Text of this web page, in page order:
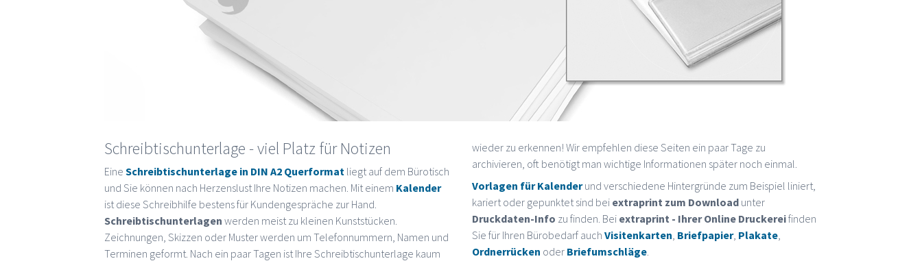
Schreibtischunterlage - viel Platz für Notizen
Eine Schreibtischunterlage in DIN A2 Querformat liegt auf dem Bürotisch
und Sie können nach Herzenslust Ihre Notizen machen. Mit einem Kalender
ist diese Schreibhilfe bestens für Kundengespräche zur Hand.
Schreibtischunterlagen werden meist zu kleinen Kunststücken.
Zeichnungen, Skizzen oder Muster werden um Telefonnummern, Namen und
Terminen geformt. Nach ein paar Tagen ist Ihre Schreibtischunterlage kaum
wieder zu erkennen! Wir empfehlen diese Seiten ein paar Tage zu
archivieren, oft benötigt man wichtige Informationen später noch einmal.
Vorlagen für Kalenderund verschiedene Hintergründe zum Beispiel liniert,
kariert oder gepunktet sind bei extraprint zum Download unter
Druckdaten-Info
zu finden. Bei extraprint - Ihrer Online Druckereifinden
Sie für Ihren Bürobedarf auch Visitenkarten, Briefpapier, Plakate,
Ordnerrücken oder Briefumschläge.